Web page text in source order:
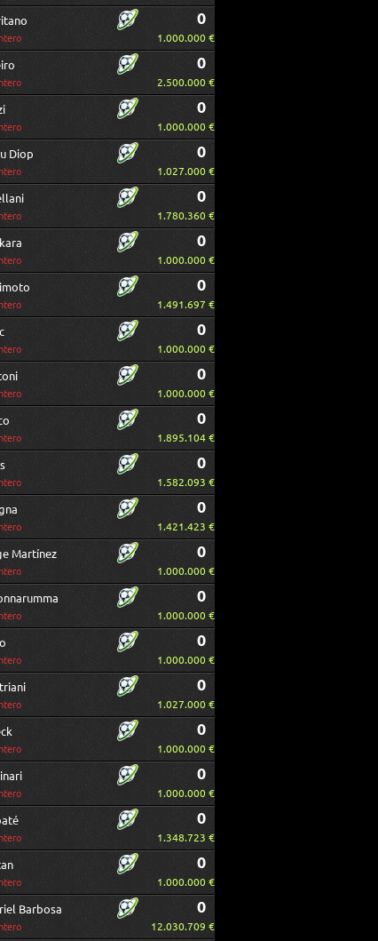
0
1.000.000 €
0
2.500.000 €
0
1.000.000 €
Diop 0
1.027.000 €
0
1.780.360 €
0
1.000.000 €
0
1.491.697 €
0
1.000.000 €
0
1.000.000 €
0
1.895.104 €
0
1.582.093 €
0
1.421.423 €
Martínez 0
1.000.000 €
0
1.000.000 €
0
1.000.000 €
0
1.027.000 €
0
1.000.000 €
0
1.000.000 €
0
1.348.723 €
0
1.000.000 €
Barbosa 0
12.030.709 €